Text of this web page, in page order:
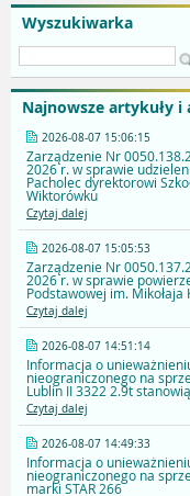
Wyszukiwarka
Najnowsze artykuły i
2026-08-07 15:06:15
Zarządzenie Nr
2026 r. w sprawie
Pacholec dyrektorowi
Wiktorówku
Czytaj dalej
2026-08-07 15:05:53
Zarządzenie Nr
2026 r. w sprawie
Podstawowej im.
Czytaj dalej
2026-08-07 14:51:14
Informacja o
nieograniczonego na
Lublin II 3322 2.9t
Czytaj dalej
2026-08-07 14:49:33
Informacja o
nieograniczonego na
marki STAR 266